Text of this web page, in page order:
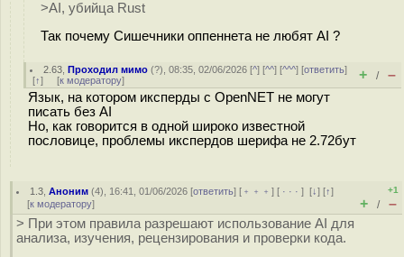
>AI, убийца Rust
Так почему Сишечники оппеннета не любят AI ?
2.63 ,Проходил мимо (?), 08:35, 02/06/2026 [^] [^^] [^^^] [ответить]
[↑] [к модератору] + / –
Язык, на котором иксперды с OpenNET не могут
писать без AI
Но, как говорится в одной широко известной
пословице, проблемы икспердов шерифа не 2.72бут
1.3 ,Аноним (4), 16:41, 01/06/2026 [ответить] [ ﹢﹢﹢] [ · · ·][↓] [↑]
[к модератору]
+1
+ / –
> При этом правила разрешают использование AI для
анализа, изучения, рецензирования и проверки кода.